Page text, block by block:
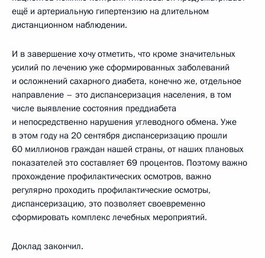
ещё и артериальную гипертензию на длительном
дистанционном наблюдении.
И в завершение хочу отметить, что кроме значительных
усилий по лечению уже сформированных заболеваний
и осложнений сахарного диабета, конечно же, отдельное
направление – это диспансеризация населения, в том
числе выявление состояния преддиабета
и непосредственно нарушения углеводного обмена. Уже
в этом году на 20 сентября диспансеризацию прошли
60 миллионов граждан нашей страны, от наших плановых
показателей это составляет 69 процентов. Поэтому важно
прохождение профилактических осмотров, важно
регулярно проходить профилактические осмотры,
диспансеризацию, это позволяет своевременно
сформировать комплекс лечебных мероприятий.
Доклад закончил.